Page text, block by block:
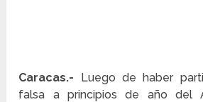
Caracas.- Luego de haber
falsa a principios de año del